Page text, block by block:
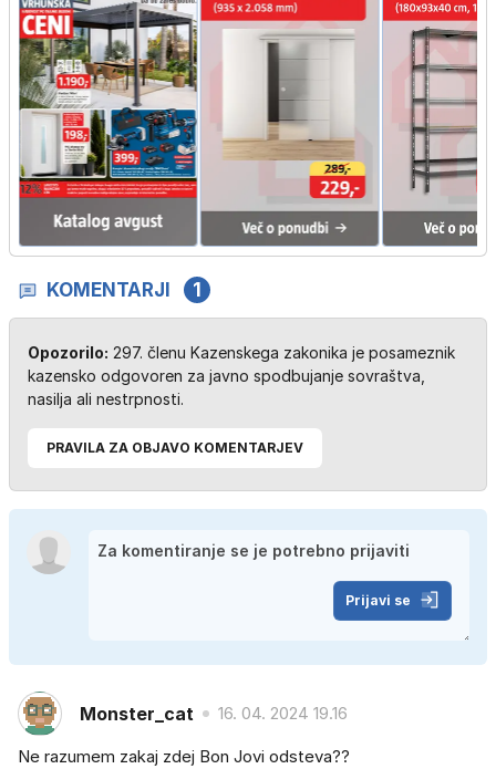
KOMENTARJI 1
Opozorilo: 297. členu Kazenskega zakonika je posameznik
kazensko odgovoren za javno spodbujanje sovraštva,
nasilja ali nestrpnosti.
PRAVILA ZA OBJAVO KOMENTARJEV
Prijavi se
Monster_cat 16. 04. 2024 19.16
Ne razumem zakaj zdej Bon Jovi odsteva??